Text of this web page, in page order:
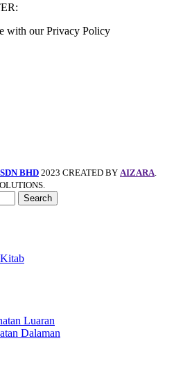
with our Privacy Policy
BHD 2023 CREATED BY AIZARA
Search
Luaran
Dalaman